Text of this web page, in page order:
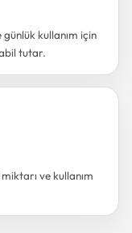
kullanım için
tutar.
ve kullanım